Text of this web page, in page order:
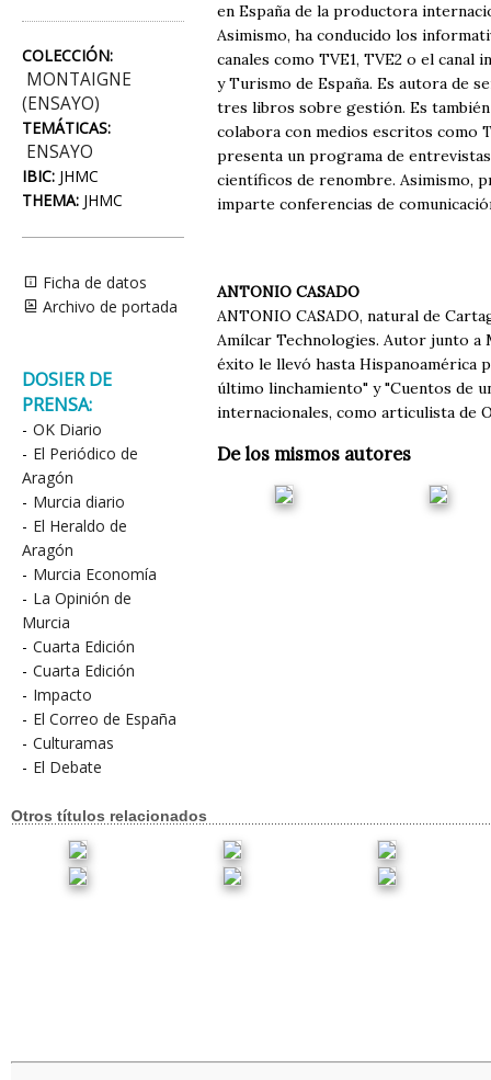
COLECCIÓN:
MONTAIGNE
(ENSAYO)
TEMÁTICAS:
ENSAYO
IBIC: JHMC
THEMA: JHMC
Ficha de datos
Archivo de portada
DOSIER DE
PRENSA:
- OK Diario
- El Periódico de
Aragón
- Murcia diario
- El Heraldo de
Aragón
- Murcia Economía
- La Opinión de
Murcia
- Cuarta Edición
- Cuarta Edición
- Impacto
- El Correo de España
- Culturamas
- El Debate
en España de la productora
Asimismo, ha conducido los
canales como TVE1, TVE2 o el
y Turismo de España. Es autora de
tres libros sobre gestión. Es
colabora con medios escritos como
presenta un programa de
científicos de renombre. Asimismo,
imparte conferencias de
ANTONIO CASADO
ANTONIO CASADO, natural de
Amílcar Technologies. Autor junto a
éxito le llevó hasta Hispanoamérica
último linchamiento" y "Cuentos de
internacionales, como articulista de
De los mismos autores
Otros títulos relacionados